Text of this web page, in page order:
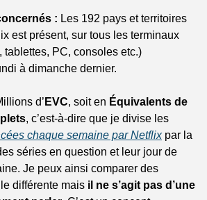
: Les 192 pays et territoires
est présent, sur tous les terminaux
tablettes, PC, consoles etc.)
à dimanche dernier.
d’ EVC, soit en Équivalents de
, c’est-à-dire que je divise les
chaque semaine par Netflix par la
séries en question et leur jour de
Je peux ainsi comparer des
différente mais il ne s’agit pas d’une